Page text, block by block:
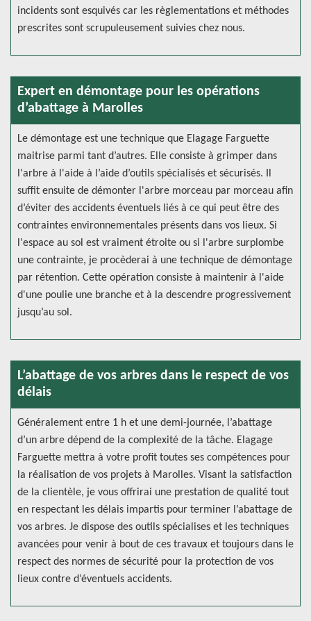
incidents sont esquivés car les règlementations et méthodes
prescrites sont scrupuleusement suivies chez nous.
Expert en démontage pour les opérations
d’abattage à Marolles
Le démontage est une technique que Elagage Farguette
maitrise parmi tant d’autres. Elle consiste à grimper dans
l'arbre à l'aide à l’aide d’outils spécialisés et sécurisés. Il
suffit ensuite de démonter l'arbre morceau par morceau afin
d’éviter des accidents éventuels liés à ce qui peut être des
contraintes environnementales présents dans vos lieux. Si
l'espace au sol est vraiment étroite ou si l'arbre surplombe
une contrainte, je procèderai à une technique de démontage
par rétention. Cette opération consiste à maintenir à l'aide
d'une poulie une branche et à la descendre progressivement
jusqu’au sol.
L’abattage de vos arbres dans le respect de vos
délais
Généralement entre 1 h et une demi-journée, l’abattage
d’un arbre dépend de la complexité de la tâche. Elagage
Farguette mettra à votre profit toutes ses compétences pour
la réalisation de vos projets à Marolles. Visant la satisfaction
de la clientèle, je vous offrirai une prestation de qualité tout
en respectant les délais impartis pour terminer l’abattage de
vos arbres. Je dispose des outils spécialises et les techniques
avancées pour venir à bout de ces travaux et toujours dans le
respect des normes de sécurité pour la protection de vos
lieux contre d’éventuels accidents.